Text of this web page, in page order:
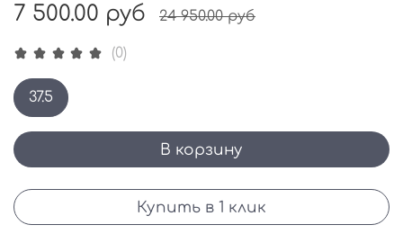
(0)
7 500.00 руб 24 950.00 руб
В корзину
Купить в 1 клик
37.5